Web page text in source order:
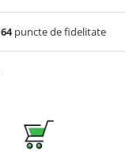
64puncte de fidelitate